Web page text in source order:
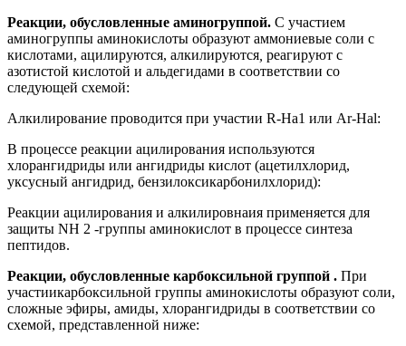
Реакции, обусловленные аминогруппой. С участием
аминогруппы аминокислоты образуют аммониевые соли с
кислотами, ацилируются, алкилируются реагируют с
азотистой кислотой и альдегидами в соответствии со
следующей схемой:
Алкилирование проводится при участии R-На1 или Аr-Наl:
В процессе реакции ацилирования используются
хлорангидриды или ангидриды кислот (ацетилхлорид,
уксусный ангидрид, бензилоксикарбонилхлорид):
Реакции ацилирования и алкилировнаия применяется для
защиты NН 2 -группы аминокислот в процессе синтеза
пептидов.
Реакции, обусловленные карбоксильной группой . При
участиикарбоксильной группы аминокислоты образуют cоли,
сложные эфиры, амиды, хлорангидриды в соответствии со
схемой, представленной ниже: